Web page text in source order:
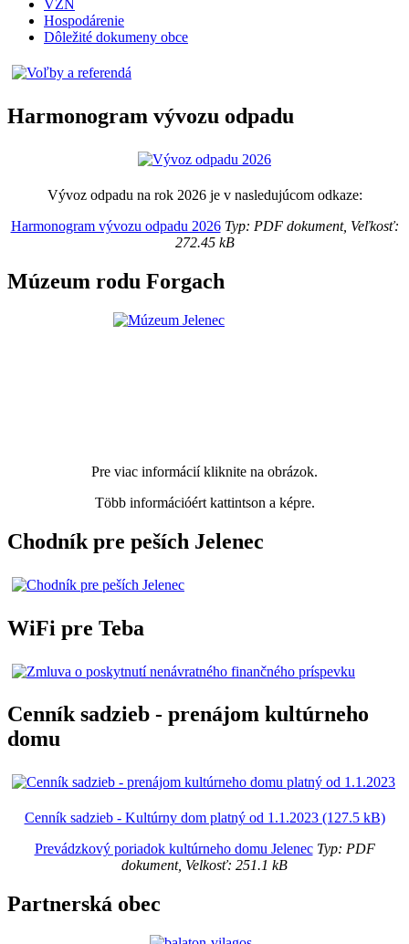
VZN
Hospodárenie
Dôležité dokumeny obce
Harmonogram vývozu odpadu
Vývoz odpadu na rok 2026 je v nasledujúcom odkaze:
Harmonogram vývozu odpadu 2026Typ: PDF dokument, Veľkosť:
272.45 kB
Múzeum rodu Forgach
Pre viac informácií kliknite na obrázok.
Több információért kattintson a képre.
Chodník pre peších Jelenec
WiFi pre Teba
Cenník sadzieb - prenájom kultúrneho
domu
Cenník sadzieb - Kultúrny dom platný od 1.1.2023 (127.5 kB)
Prevádzkový poriadok kultúrneho domu JelenecTyp: PDF
dokument, Velkosť: 251.1 kB
Partnerská obec